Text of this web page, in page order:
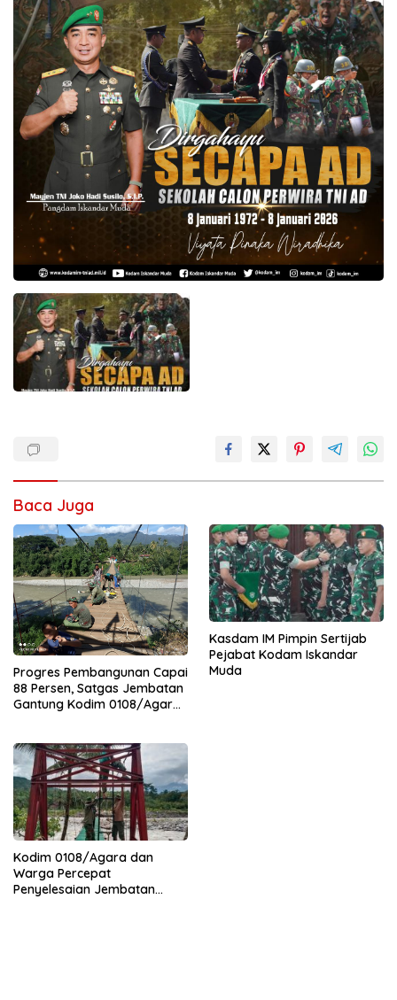
Baca Juga
Progres Pembangunan Capai
88 Persen, Satgas Jembatan
Gantung Kodim 0108/Agara
Kasdam IM Pimpin Sertijab
Pejabat Kodam Iskandar
Muda
Kodim 0108/Agara dan
Warga Percepat
Penyelesaian Jembatan